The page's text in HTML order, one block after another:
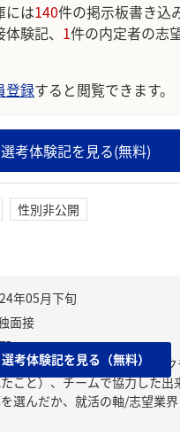
には140件の掲示板書き込
験記、 1件の内定者の志
登録すると閲覧できます。
選考体験記を見る(無料)
性別非公開
】
らどんな人といわれる？、ガ
こと）、チームで協力した出
選んだか、就活の軸/志望業
選考体験記を見る（無料）